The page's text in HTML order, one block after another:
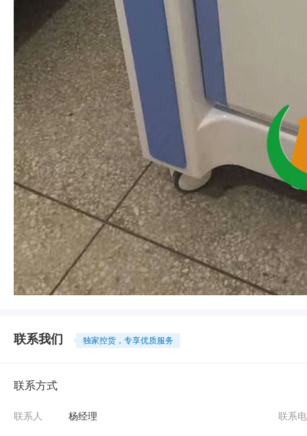
联系我们 独家控货，专享优质服务
联系方式
联系人 杨经理 联系